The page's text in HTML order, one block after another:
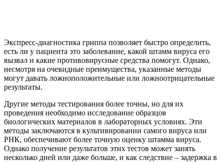
Экспресс-диагностика гриппа позволяет быстро определить,
есть ли у пациента это заболевание, какой штамм вируса его
вызвал и какие противовирусные средства помогут. Однако,
несмотря на очевидные преимущества, указанные методы
могут давать ложноположительные или ложноотрицательные
результаты.
Другие методы тестирования более точны, но для их
проведения необходимо исследование образцов
биологических материалов в лабораторных условиях. Эти
методы заключаются в культивировании самого вируса или
РНК, обеспечивают более точную оценку штамма вируса.
Однако получение результатов этих тестов может занять
несколько дней или даже больше, и как следствие – задержка в